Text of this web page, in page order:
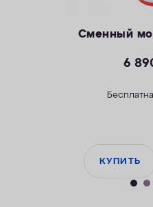
Сменный
6
КУПИТЬ